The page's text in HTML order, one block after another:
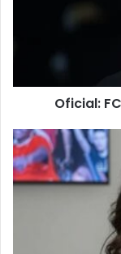
Oficial: